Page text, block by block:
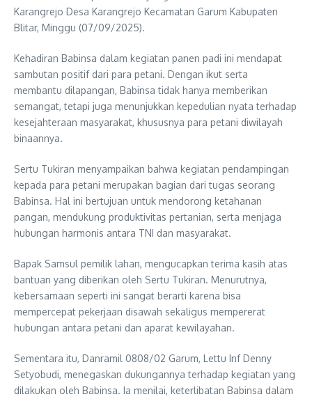
Karangrejo Desa Karangrejo Kecamatan Garum Kabupaten
Blitar, Minggu (07/09/2025).
Kehadiran Babinsa dalam kegiatan panen padi ini mendapat
sambutan positif dari para petani. Dengan ikut serta
membantu dilapangan, Babinsa tidak hanya memberikan
semangat, tetapi juga menunjukkan kepedulian nyata terhadap
kesejahteraan masyarakat, khususnya para petani diwilayah
binaannya.
Sertu Tukiran menyampaikan bahwa kegiatan pendampingan
kepada para petani merupakan bagian dari tugas seorang
Babinsa. Hal ini bertujuan untuk mendorong ketahanan
pangan, mendukung produktivitas pertanian, serta menjaga
hubungan harmonis antara TNI dan masyarakat.
Bapak Samsul pemilik lahan, mengucapkan terima kasih atas
bantuan yang diberikan oleh Sertu Tukiran. Menurutnya,
kebersamaan seperti ini sangat berarti karena bisa
mempercepat pekerjaan disawah sekaligus mempererat
hubungan antara petani dan aparat kewilayahan.
Sementara itu, Danramil 0808/02 Garum, Lettu Inf Denny
Setyobudi, menegaskan dukungannya terhadap kegiatan yang
dilakukan oleh Babinsa. Ia menilai, keterlibatan Babinsa dalam